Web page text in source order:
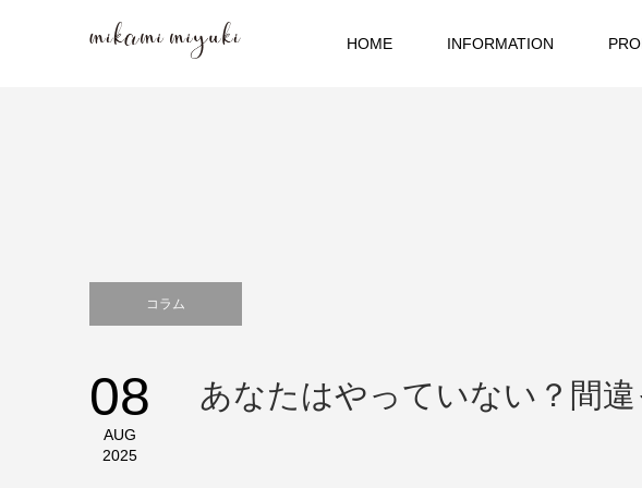
HOME INFORMATION
コラム
08
AUG
2025
あなたはやっていない？間